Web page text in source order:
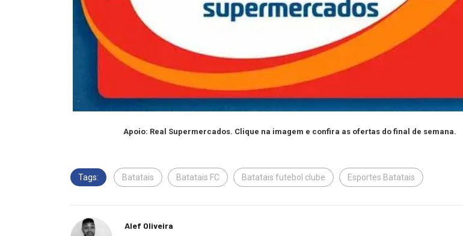
Apoio: Real Supermercados. Clique na imagem e confira as ofertas do final de semana.
Tags: Batatais Batatais FC Batatais futebol clube Esportes Batatais
Alef Oliveira